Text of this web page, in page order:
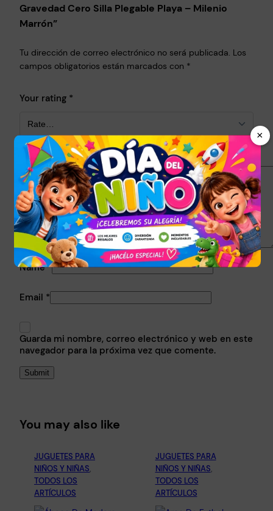
×
Gravedad Cero Silla Plegable Playa – Milenio
Marrón”
Tu dirección de correo electrónico no será publicada. Los
campos obligatorios están marcados con *
Your rating *
Your review*
Name*
Email *
Guarda mi nombre, correo electrónico y web en este
navegador para la próxima vez que comente.
You may also like
JUGUETES PARA
NIÑOS Y NIÑAS
TODOS LOS
ARTÍCULOS
JUGUETES PARA
NIÑOS Y NIÑAS
TODOS LOS
ARTÍCULOS